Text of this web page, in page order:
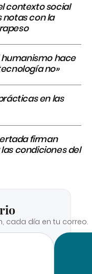
contexto social
notas con la
humanismo hace
no»
en las
firman
condiciones del
cada día en tu correo.